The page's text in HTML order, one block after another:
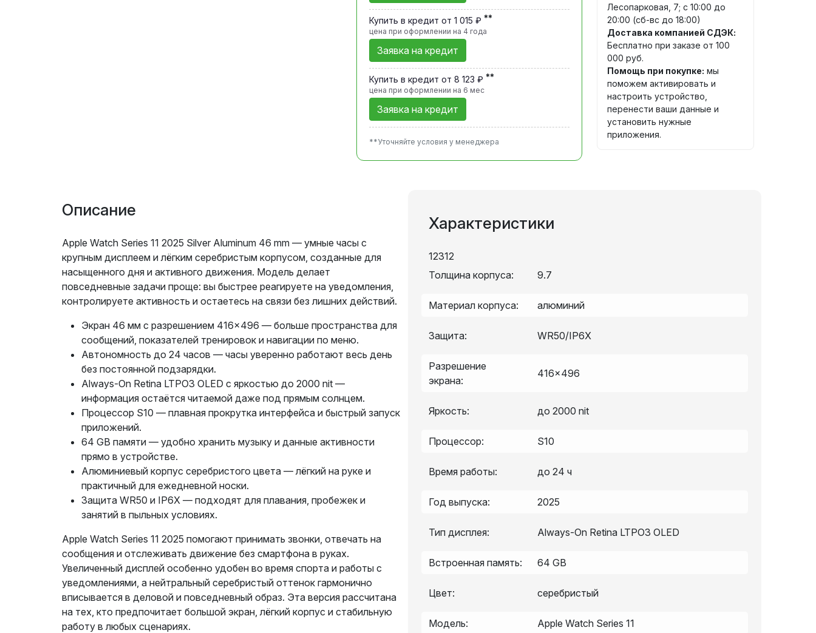
Купить в кредит от 1 015 ₽ **
цена при оформлении на 4 года
Заявка на кредит
Купить в кредит от 8 123 ₽ **
цена при оформлении на 6 мес
Заявка на кредит
**Уточняйте условия у менеджера
Лесопарковая, 7; с 10:00 до
20:00 (сб-вс до 18:00)
Доставка компанией СДЭК:
Бесплатно при заказе от 100
000 руб.
Помощь при покупке: мы
поможем активировать и
настроить устройство,
перенести ваши данные и
установить нужные
приложения.
Описание
Apple Watch Series 11 2025 Silver Aluminum 46 mm — умные часы с
крупным дисплеем и лёгким серебристым корпусом, созданные для
насыщенного дня и активного движения. Модель делает
повседневные задачи проще: вы быстрее реагируете на уведомления,
контролируете активность и остаетесь на связи без лишних действий.
Экран 46 мм с разрешением 416×496 — больше пространства для
сообщений, показателей тренировок и навигации по меню.
Автономность до 24 часов — часы уверенно работают весь день
без постоянной подзарядки.
Always-On Retina LTPO3 OLED с яркостью до 2000 nit —
информация остаётся читаемой даже под прямым солнцем.
Процессор S10 — плавная прокрутка интерфейса и быстрый запуск
приложений.
64 GB памяти — удобно хранить музыку и данные активности
прямо в устройстве.
Алюминиевый корпус серебристого цвета — лёгкий на руке и
практичный для ежедневной носки.
Защита WR50 и IP6X — подходят для плавания, пробежек и
занятий в пыльных условиях.
Apple Watch Series 11 2025 помогают принимать звонки, отвечать на
сообщения и отслеживать движение без смартфона в руках.
Увеличенный дисплей особенно удобен во время спорта и работы с
уведомлениями, а нейтральный серебристый оттенок гармонично
вписывается в деловой и повседневный образ. Эта версия рассчитана
на тех, кто предпочитает большой экран, лёгкий корпус и стабильную
работу в любых сценариях.
Характеристики
12312
Толщина корпуса:
9.7
Материал корпуса: алюминий
Защита: WR50/IP6X
Разрешение
экрана:
416×496
Яркость: до 2000 nit
Процессор: S10
Время работы: до 24 ч
Год выпуска: 2025
Тип дисплея: Always-On Retina LTPO3 OLED
Встроенная память: 64 GB
Цвет: серебристый
Модель: Apple Watch Series 11